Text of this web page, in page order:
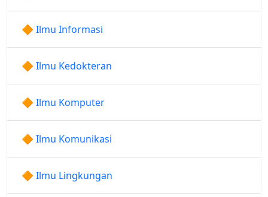
🔶 Ilmu Informasi
🔶 Ilmu Kedokteran
🔶 Ilmu Komputer
🔶 Ilmu Komunikasi
🔶 Ilmu Lingkungan